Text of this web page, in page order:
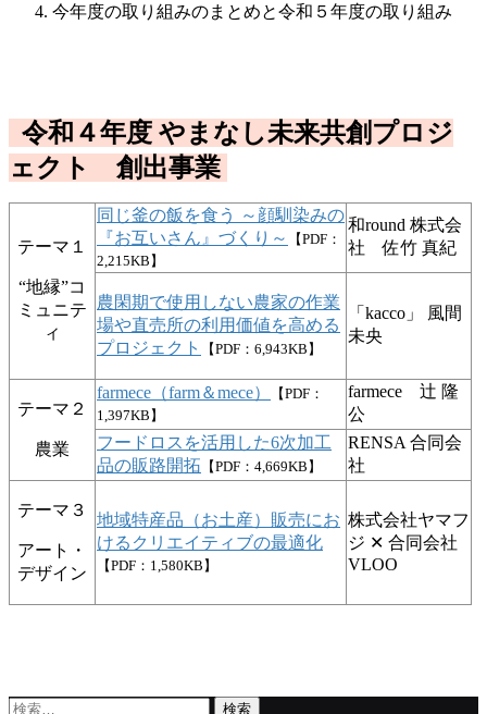
今年度の取り組みのまとめと令和５年度の取り組み
令和４年度 やまなし未来共創プロジ
ェクト 創出事業
テーマ１
“地縁”コ
ミュニテ
ィ
同じ釜の飯を食う ～顔馴染みの
『お互いさん』づくり～
【PDF：
2,215KB】
和round 株式会
社 佐竹 真紀
農閑期で使用しない農家の作業
場や直売所の利用価値を高める
プロジェクト
【PDF：6,943KB】
「kacco」 風間
未央
テーマ２
農業
farmece（farm＆mece）
【PDF：
1,397KB】
farmece 辻 隆
公
フードロスを活用した6次加工
品の販路開拓 【PDF：4,669KB】
RENSA 合同会
社
テーマ３
アート・
デザイン
地域特産品（お土産）販売にお
けるクリエイティブの最適化
【PDF：1,580KB】
株式会社ヤマフ
ジ ✕ 合同会社
VLOO
検